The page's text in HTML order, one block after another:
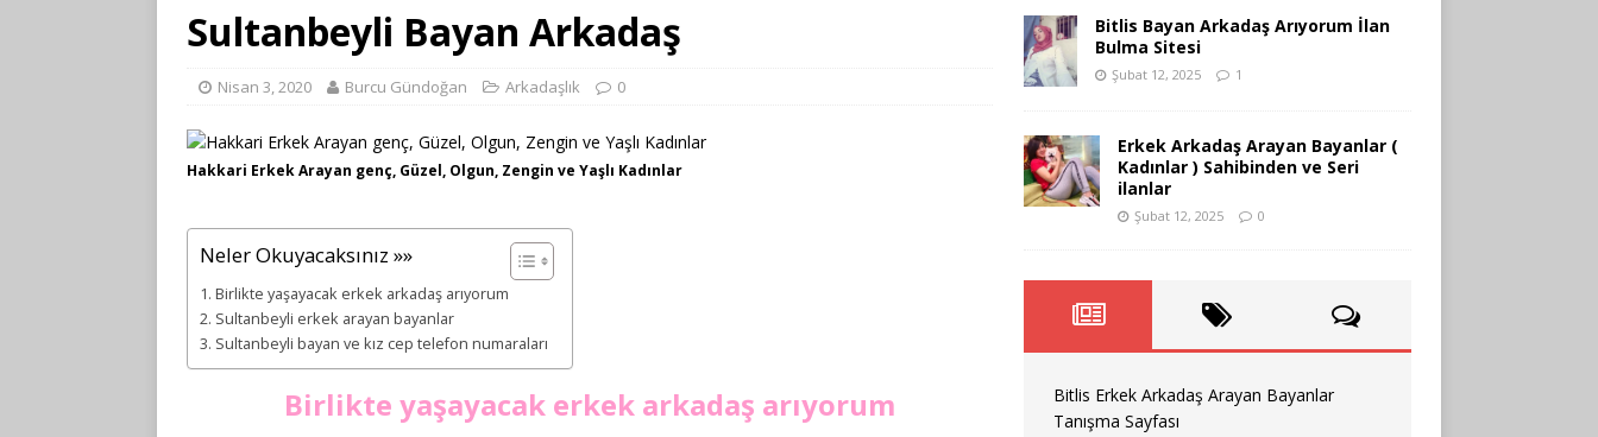
Sultanbeyli Bayan Arkadaş
Nisan 3, 2020 Burcu Gündoğan Arkadaşlık 0
Hakkari Erkek Arayan genç, Güzel, Olgun, Zengin ve Yaşlı Kadınlar
Neler Okuyacaksınız »»
Birlikte yaşayacak erkek arkadaş arıyorum
Sultanbeyli erkek arayan bayanlar
Sultanbeyli bayan ve kız cep telefon numaraları
Birlikte yaşayacak erkek arkadaş arıyorum
Bitlis Bayan Arkadaş Arıyorum İlan
Bulma Sitesi
Şubat 12, 2025 1
Erkek Arkadaş Arayan Bayanlar (
Kadınlar ) Sahibinden ve Seri
ilanlar
Şubat 12, 2025 0
Bitlis Erkek Arkadaş Arayan Bayanlar
Tanışma Sayfası